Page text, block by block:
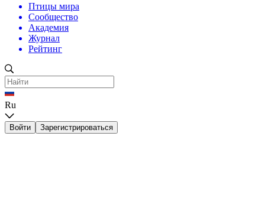
Птицы мира
Сообщество
Академия
Журнал
Рейтинг
Ru
Войти Зарегистрироваться